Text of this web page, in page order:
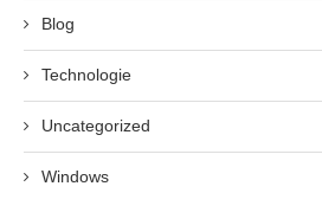
Blog
Technologie
Uncategorized
Windows